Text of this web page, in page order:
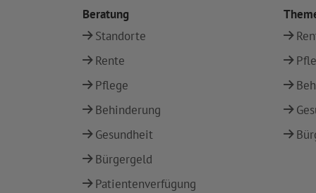
Beratung
Standorte
Rente
Pflege
Behinderung
Gesundheit
Bürgergeld
Patientenverfügung